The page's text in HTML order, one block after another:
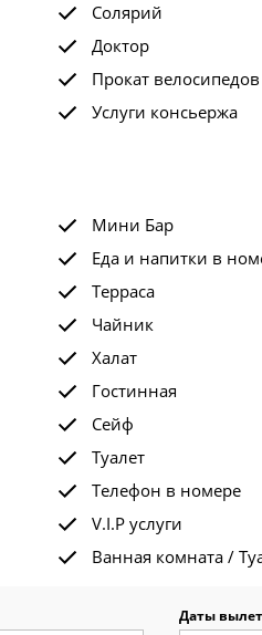
Солярий
Доктор
Прокат велосипедов
Услуги консьержа
Мини Бар
Еда и напитки в
Терраса
Чайник
Халат
Гостинная
Сейф
Туалет
Телефон в номере
V.I.P услуги
Ванная комната /
Даты